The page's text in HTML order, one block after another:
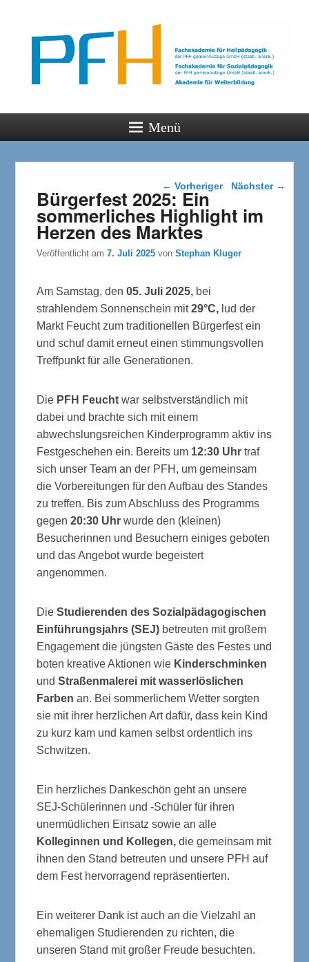
PFH
Gemeinsam wachsen
Menü
Beitragsnavigation
← Vorheriger Nächster →
Bürgerfest 2025: Ein
sommerliches Highlight im
Herzen des Marktes
Veröffentlicht am7. Juli 2025 vonStephan Kluger
Am Samstag, den05. Juli 2025, bei
strahlendem Sonnenschein mit29°C, lud der
Markt Feucht zum traditionellen Bürgerfest ein
und schuf damit erneut einen stimmungsvollen
Treffpunkt für alle Generationen.
Die PFH Feucht war selbstverständlich mit
dabei und brachte sich mit einem
abwechslungsreichen Kinderprogramm aktiv ins
Festgeschehen ein. Bereits um 12:30 Uhr traf
sich unser Team an der PFH, um gemeinsam
die Vorbereitungen für den Aufbau des Standes
zu treffen. Bis zum Abschluss des Programms
gegen20:30 Uhr wurde den (kleinen)
Besucherinnen und Besuchern einiges geboten
und das Angebot wurde begeistert
angenommen.
DieStudierenden des Sozialpädagogischen
Einführungsjahrs (SEJ) betreuten mit großem
Engagement die jüngsten Gäste des Festes und
boten kreative Aktionen wie Kinderschminken
undStraßenmalerei mit wasserlöslichen
Farben an. Bei sommerlichem Wetter sorgten
sie mit ihrer herzlichen Art dafür, dass kein Kind
zu kurz kam und kamen selbst ordentlich ins
Schwitzen.
Ein herzliches Dankeschön geht an unsere
SEJ-Schülerinnen und -Schüler für ihren
unermüdlichen Einsatz sowie an alle
Kolleginnen und Kollegen, die gemeinsam mit
ihnen den Stand betreuten und unsere PFH auf
dem Fest hervorragend repräsentierten.
Ein weiterer Dank ist auch an die Vielzahl an
ehemaligen Studierenden zu richten, die
unseren Stand mit großer Freude besuchten.